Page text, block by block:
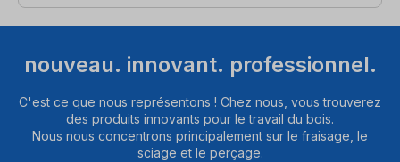
nouveau. innovant. professionnel.
C'est ce que nous représentons ! Chez nous, vous trouverez
des produits innovants pour le travail du bois.
Nous nous concentrons principalement sur le fraisage, le
sciage et le perçage.